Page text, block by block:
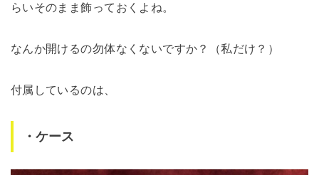
らいそのまま飾っておくよね。
なんか開けるの勿体なくないですか？（私だけ？）
付属しているのは、
・ケース